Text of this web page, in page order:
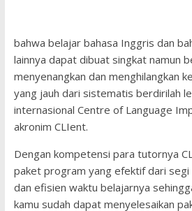
bahwa belajar bahasa Inggris dan
lainnya dapat dibuat singkat namun
menyenangkan dan menghilangkan
yang jauh dari sistematis berdirilah
internasional Centre of Language
akronim CLIent.
Dengan kompetensi para tutornya
paket program yang efektif dari
dan efisien waktu belajarnya
kamu sudah dapat menyelesaikan